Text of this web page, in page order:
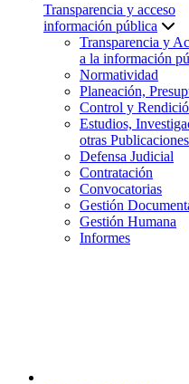
Transparencia y acceso
información pública
Transparencia y
a la información
Normatividad
Planeación,
Control y
Estudios,
otras Publicaciones
Defensa Judicial
Contratación
Convocatorias
Gestión
Gestión Humana
Informes